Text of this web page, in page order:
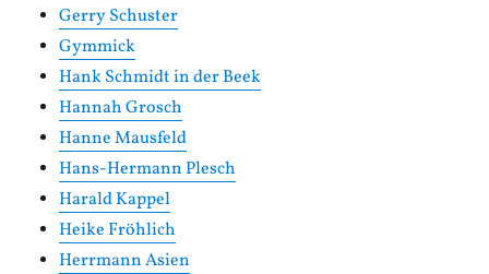
Gerry Schuster
Gymmick
Hank Schmidt in der Beek
Hannah Grosch
Hanne Mausfeld
Hans-Hermann Plesch
Harald Kappel
Heike Fröhlich
Herrmann Asien